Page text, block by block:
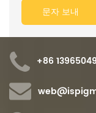
+86